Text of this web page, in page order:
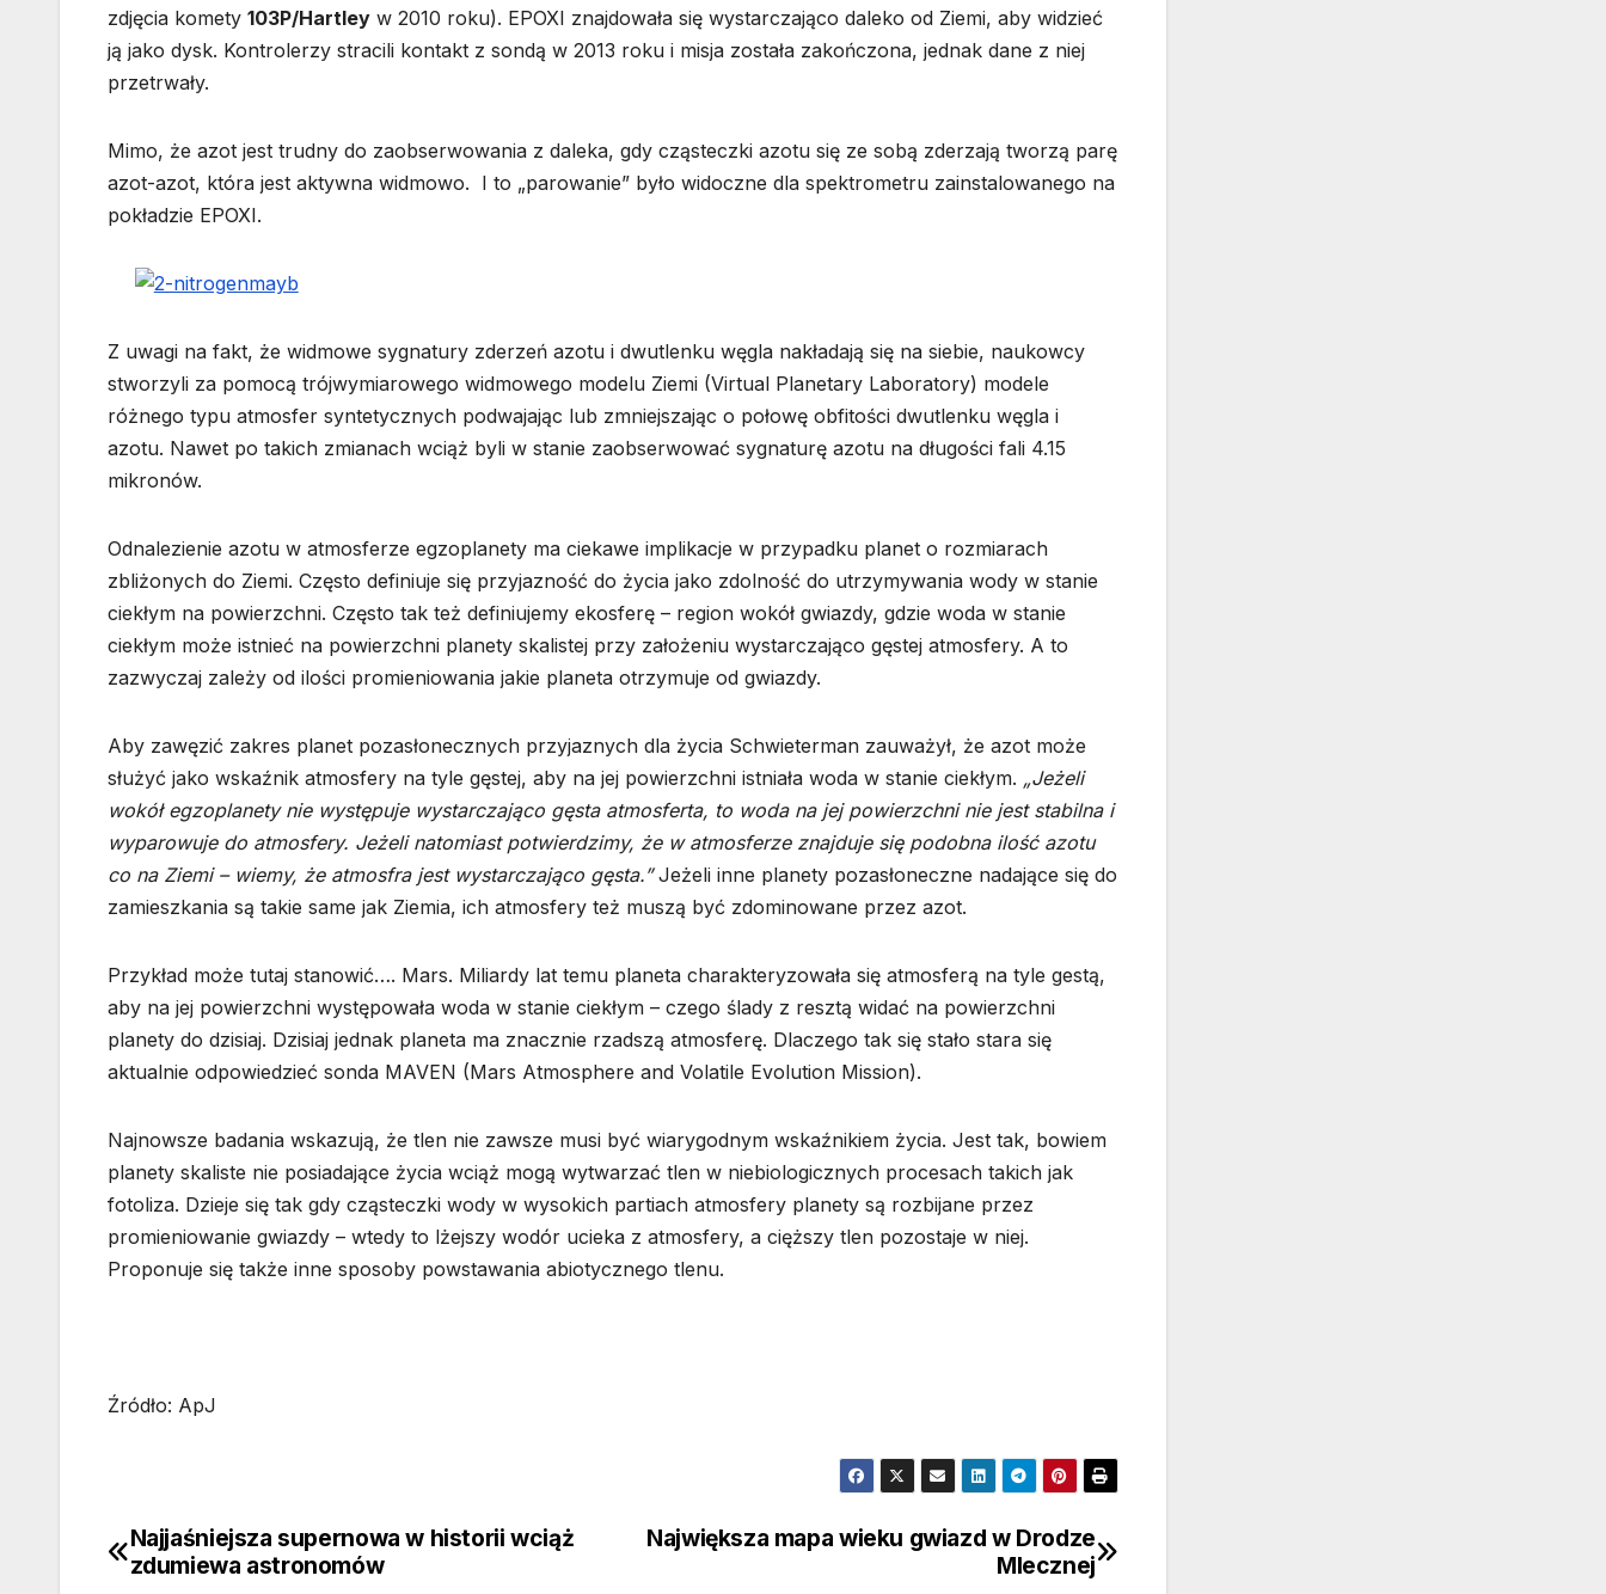
zdjęcia komety 103P/Hartley w 2010 roku). EPOXI znajdowała się wystarczająco daleko od Ziemi, aby widzieć
ją jako dysk. Kontrolerzy stracili kontakt z sondą w 2013 roku i misja została zakończona, jednak dane z niej
przetrwały.
Mimo, że azot jest trudny do zaobserwowania z daleka, gdy cząsteczki azotu się ze sobą zderzają tworzą parę
azot-azot, która jest aktywna widmowo. I to „parowanie” było widoczne dla spektrometru zainstalowanego na
pokładzie EPOXI.
Z uwagi na fakt, że widmowe sygnatury zderzeń azotu i dwutlenku węgla nakładają się na siebie, naukowcy
stworzyli za pomocą trójwymiarowego widmowego modelu Ziemi (Virtual Planetary Laboratory) modele
różnego typu atmosfer syntetycznych podwajając lub zmniejszając o połowę obfitości dwutlenku węgla i
azotu. Nawet po takich zmianach wciąż byli w stanie zaobserwować sygnaturę azotu na długości fali 4.15
mikronów.
Odnalezienie azotu w atmosferze egzoplanety ma ciekawe implikacje w przypadku planet o rozmiarach
zbliżonych do Ziemi. Często definiuje się przyjazność do życia jako zdolność do utrzymywania wody w stanie
ciekłym na powierzchni. Często tak też definiujemy ekosferę – region wokół gwiazdy, gdzie woda w stanie
ciekłym może istnieć na powierzchni planety skalistej przy założeniu wystarczająco gęstej atmosfery. A to
zazwyczaj zależy od ilości promieniowania jakie planeta otrzymuje od gwiazdy.
Aby zawęzić zakres planet pozasłonecznych przyjaznych dla życia Schwieterman zauważył, że azot może
służyć jako wskaźnik atmosfery na tyle gęstej, aby na jej powierzchni istniała woda w stanie ciekłym. „Jeżeli
wokół egzoplanety nie występuje wystarczająco gęsta atmosferta, to woda na jej powierzchni nie jest stabilna i
wyparowuje do atmosfery. Jeżeli natomiast potwierdzimy, że w atmosferze znajduje się podobna ilość azotu
co na Ziemi – wiemy, że atmosfra jest wystarczająco gęsta.”Jeżeli inne planety pozasłoneczne nadające się do
zamieszkania są takie same jak Ziemia, ich atmosfery też muszą być zdominowane przez azot.
Przykład może tutaj stanowić…. Mars. Miliardy lat temu planeta charakteryzowała się atmosferą na tyle gestą,
aby na jej powierzchni występowała woda w stanie ciekłym – czego ślady z resztą widać na powierzchni
planety do dzisiaj. Dzisiaj jednak planeta ma znacznie rzadszą atmosferę. Dlaczego tak się stało stara się
aktualnie odpowiedzieć sonda MAVEN (Mars Atmosphere and Volatile Evolution Mission).
Najnowsze badania wskazują, że tlen nie zawsze musi być wiarygodnym wskaźnikiem życia. Jest tak, bowiem
planety skaliste nie posiadające życia wciąż mogą wytwarzać tlen w niebiologicznych procesach takich jak
fotoliza. Dzieje się tak gdy cząsteczki wody w wysokich partiach atmosfery planety są rozbijane przez
promieniowanie gwiazdy – wtedy to lżejszy wodór ucieka z atmosfery, a cięższy tlen pozostaje w niej.
Proponuje się także inne sposoby powstawania abiotycznego tlenu.
Źródło: ApJ
Nawigacja
Największa mapa wieku gwiazd w Drodze
Mlecznej
Najjaśniejsza supernowa w historii wciąż
zdumiewa astronomów